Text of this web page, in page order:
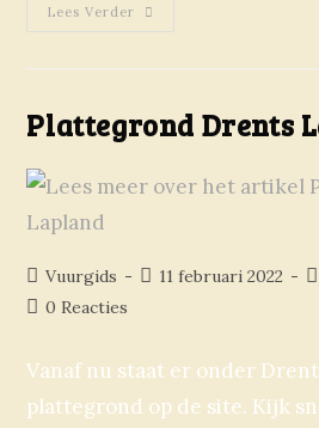
Lees Verder
Plattegrond Drents
Vuurgids 11 februari 2022
0 Reacties
Vanaf nu staat er onder
plattegrond op de site. Kijk